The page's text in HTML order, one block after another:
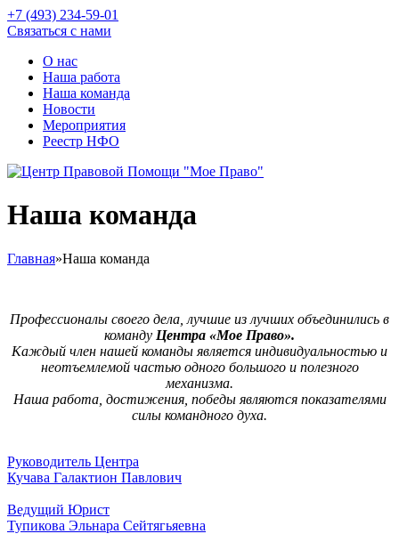
+7 (493) 234-59-01
Связаться с нами
О нас
Наша работа
Наша команда
Новости
Мероприятия
Реестр НФО
Наша команда
Главная»Наша команда
Профессионалы своего дела, лучшие из лучших объединились в
команду Центра «Мое Право».
Каждый член нашей команды является индивидуальностью и
неотъемлемой частью одного большого и полезного
механизма.
Наша работа, достижения, победы являются показателями
силы командного духа.
Руководитель Центра
Кучава Галактион Павлович
Ведущий Юрист
Тупикова Эльнара Сейтягьяевна